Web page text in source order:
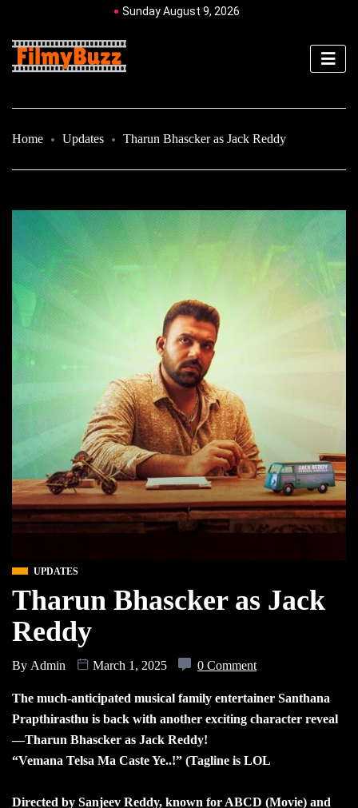
Sunday August 9, 2026
Home Updates Tharun Bhascker as Jack Reddy
UPDATES
Tharun Bhascker as Jack
Reddy
By Admin March 1, 2025 0 Comment
The much-anticipated musical family entertainer Santhana
Prapthirasthu is back with another exciting character reveal
—Tharun Bhascker as Jack Reddy!
“Vemana Telsa Ma Caste Ye..!” (Tagline is LOL
Directed by Sanjeev Reddy, known for ABCD (Movie) and